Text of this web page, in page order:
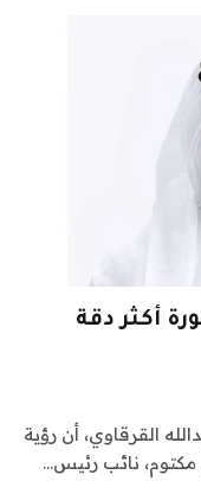
أكثر دقة
القرقاوي، أن رؤية
نائب رئيس…